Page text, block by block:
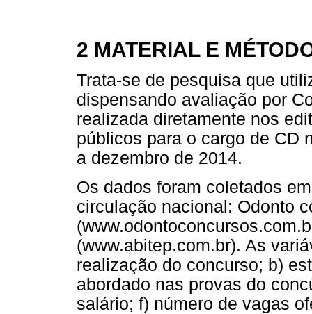
2 MATERIAL E
Trata-se de pesquisa que
dispensando avaliação por
realizada diretamente nos
públicos para o cargo de CD
a dezembro de 2014.
Os dados foram coletados
circulação nacional: Odonto
(www.abitep.com.br). As
realização do concurso; b)
abordado nas provas do
salário; f) número de vagas